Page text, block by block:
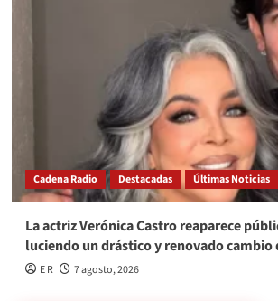
Cadena Radio Destacadas Últimas Noticias
La actriz Verónica Castro reaparece
luciendo un drástico y renovado cambio
E R 7 agosto, 2026